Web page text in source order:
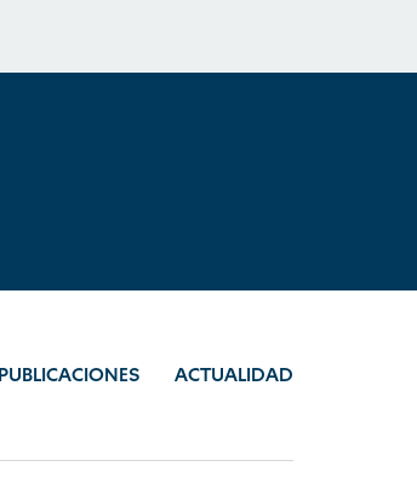
PUBLICACIONES ACTUALIDAD